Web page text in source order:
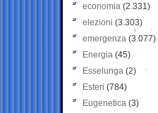
economia (2.331)
elezioni (3.303)
emergenza (3.077)
Energia (45)
Esselunga (2)
Esteri (784)
Eugenetica (3)